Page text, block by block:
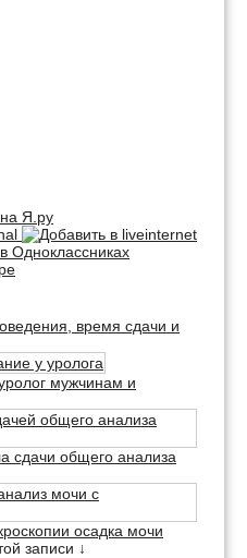
время сдачи и
мужчинам и
сдачи общего анализа
осадка мочи
записи ↓